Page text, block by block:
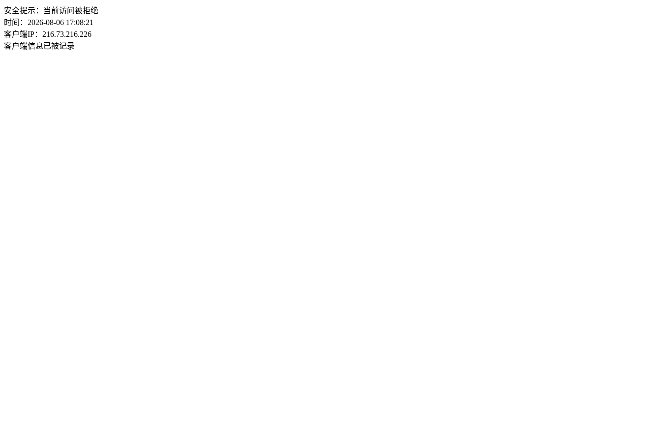
安全提示：当前访问被拒绝
时间：2026-08-06 17:08:21
客户端IP：216.73.216.226
客户端信息已被记录